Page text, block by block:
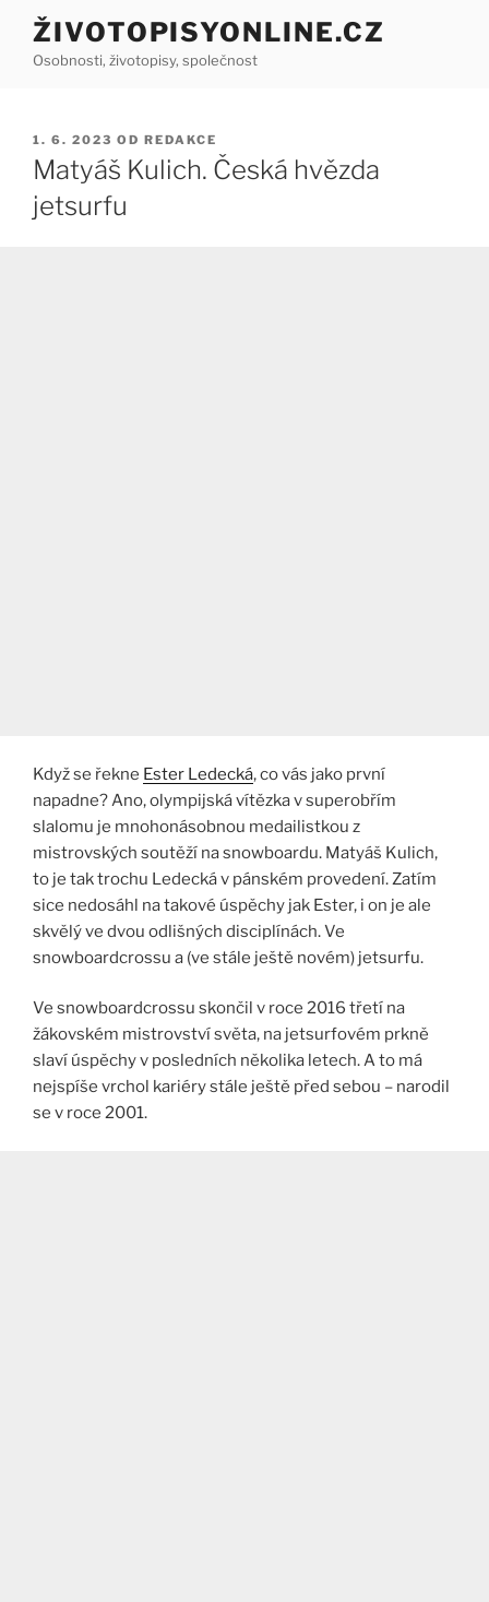
Přejít
obsahu
ŽIVOTOPISYONLINE.CZ
Osobnosti, životopisy, společnost
PUBLIKOVÁNO
1. 6. 2023 OD REDAKCE
Matyáš Kulich. Česká hvězda
jetsurfu
Když se řekne Ester Ledecká, co vás jako první
napadne? Ano, olympijská vítězka v superobřím
slalomu je mnohonásobnou medailistkou z
mistrovských soutěží na snowboardu. Matyáš Kulich,
to je tak trochu Ledecká v pánském provedení. Zatím
sice nedosáhl na takové úspěchy jak Ester, i on je ale
skvělý ve dvou odlišných disciplínách. Ve
snowboardcrossu a (ve stále ještě novém) jetsurfu.
Ve snowboardcrossu skončil v roce 2016 třetí na
žákovském mistrovství světa, na jetsurfovém prkně
slaví úspěchy v posledních několika letech. A to má
nejspíše vrchol kariéry stále ještě před sebou – narodil
se v roce 2001.